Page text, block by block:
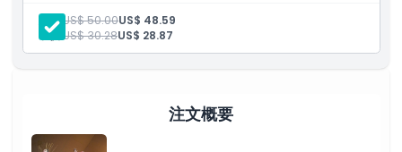
子供／大人ポリシー
営業時間
解説、環境保全への強い取り組みを通じて、この公園は自然とつな
がり、オーストラリアの豊かな生物多様性について学ぶのに最適な
場所です。
大人: US$ 50.00US$ 48.59
子供:
US$ 30.28US$ 28.87
注文概要